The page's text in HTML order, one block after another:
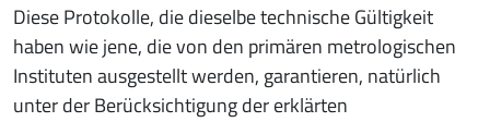
Diese Protokolle, die dieselbe technische Gültigkeit
haben wie jene, die von den primären metrologischen
Instituten ausgestellt werden, garantieren, natürlich
unter der Berücksichtigung der erklärten